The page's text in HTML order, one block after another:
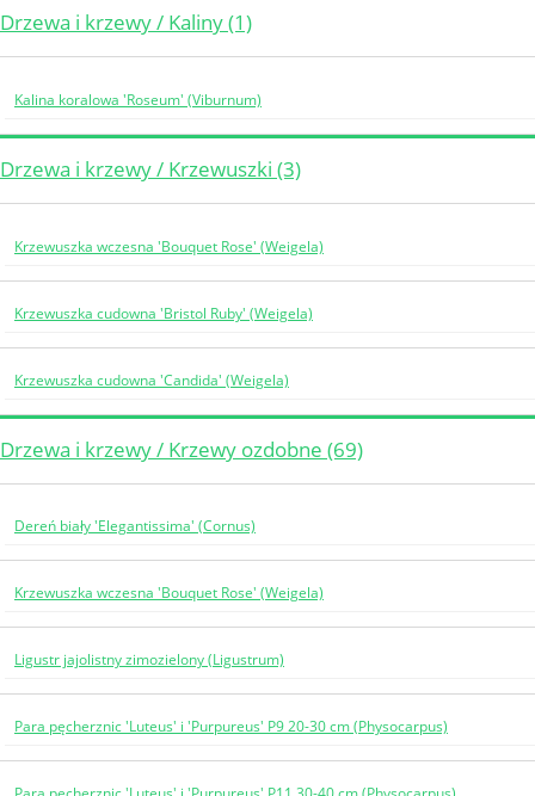
Drzewa i krzewy / Kaliny (1)
Kalina koralowa 'Roseum' (Viburnum)
Drzewa i krzewy / Krzewuszki (3)
Krzewuszka wczesna 'Bouquet Rose' (Weigela)
Krzewuszka cudowna 'Bristol Ruby' (Weigela)
Krzewuszka cudowna 'Candida' (Weigela)
Drzewa i krzewy / Krzewy ozdobne (69)
Dereń biały 'Elegantissima' (Cornus)
Krzewuszka wczesna 'Bouquet Rose' (Weigela)
Ligustr jajolistny zimozielony (Ligustrum)
Para pęcherznic 'Luteus' i 'Purpureus' P9 20-30 cm (Physocarpus)